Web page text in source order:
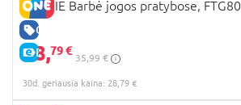
GERA KAINA
E-KAINA
BARBIE Barbė jogos pratybose, FTG80
28,79 €
35,99 €
30d. geriausia kaina: 28,79 €